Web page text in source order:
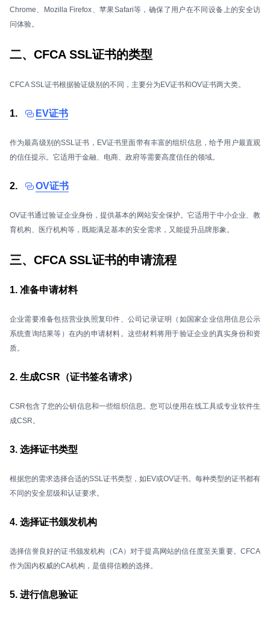
Chrome、Mozilla Firefox、苹果Safari等，确保了用户在不同设备上的安全访
问体验。
二、CFCA SSL证书的类型
CFCA SSL证书根据验证级别的不同，主要分为EV证书和OV证书两大类。
1. EV证书
作为最高级别的SSL证书，EV证书里面带有丰富的组织信息，给予用户最直观
的信任提示。它适用于金融、电商、政府等需要高度信任的领域。
2. OV证书
OV证书通过验证企业身份，提供基本的网站安全保护。它适用于中小企业、教
育机构、医疗机构等，既能满足基本的安全需求，又能提升品牌形象。
三、CFCA SSL证书的申请流程
1. 准备申请材料
企业需要准备包括营业执照复印件、公司记录证明（如国家企业信用信息公示
系统查询结果等）在内的申请材料。这些材料将用于验证企业的真实身份和资
质。
2. 生成CSR（证书签名请求）
CSR包含了您的公钥信息和一些组织信息。您可以使用在线工具或专业软件生
成CSR。
3. 选择证书类型
根据您的需求选择合适的SSL证书类型，如EV或OV证书。每种类型的证书都有
不同的安全层级和认证要求。
4. 选择证书颁发机构
选择信誉良好的证书颁发机构（CA）对于提高网站的信任度至关重要。CFCA
作为国内权威的CA机构，是值得信赖的选择。
5. 进行信息验证